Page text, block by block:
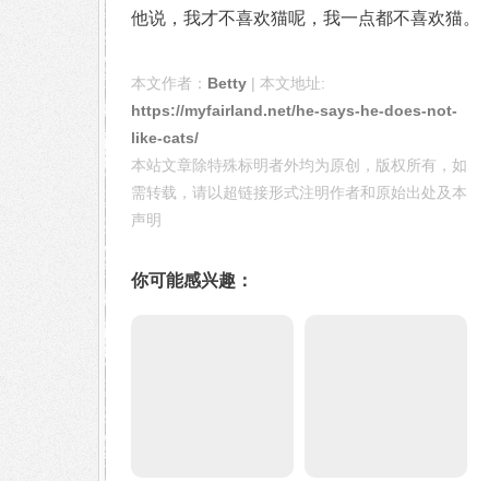
他说，我才不喜欢猫呢，我一点都不喜欢猫。
本文作者： Betty | 本文地址:
https://myfairland.net/he-says-he-does-not-
like-cats/
本站文章除特殊标明者外均为原创，版权所有，如
需转载，请以超链接形式注明作者和原始出处及本
声明
你可能感兴趣：